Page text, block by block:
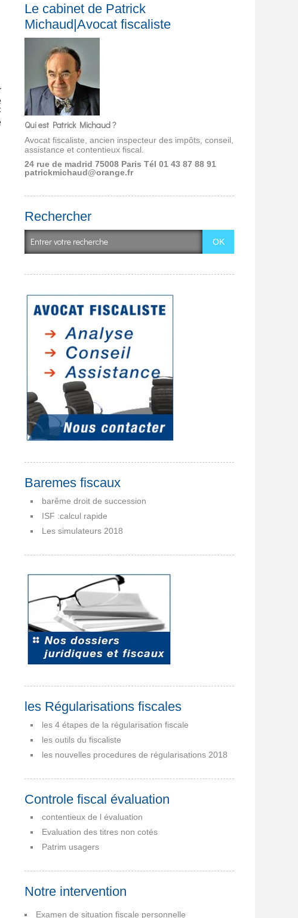
Le cabinet de Patrick
Michaud|Avocat fiscaliste
Qui est Patrick Michaud ?
Avocat fiscaliste, ancien inspecteur des impôts, conseil,
assistance et contentieux fiscal.
24 rue de madrid 75008 ParisTél 01 43 87 88 91
patrickmichaud@orange.fr
Rechercher
Baremes fiscaux
barême droit de succession
ISF :calcul rapide
Les simulateurs 2018
les Régularisations fiscales
les 4 étapes de la régularisation fiscale
les outils du fiscaliste
les nouvelles procedures de régularisations 2018
Controle fiscal évaluation
contentieux de l évaluation
Evaluation des titres non cotés
Patrim usagers
Notre intervention
Examen de situation fiscale personnelle